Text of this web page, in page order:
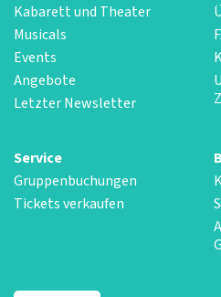
Kabarett und Theater
Musicals
Events
Angebote
Letzter Newsletter
Service
Gruppenbuchungen
Tickets verkaufen